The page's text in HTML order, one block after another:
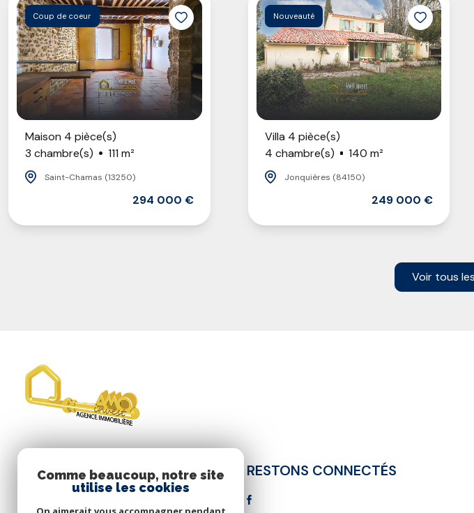
Coup de coeur
Maison 4 pièce(s)
3 chambre(s)
111 m²
Saint-Chamas (13250)
294 000 €
Nouveauté
Villa 4 pièce(s)
4 chambre(s)
140 m²
Jonquières (84150)
249 000 €
Voir tous
AMO INVEST RESTONS CONNECTÉS
Comme beaucoup, notre site
utilise les cookies